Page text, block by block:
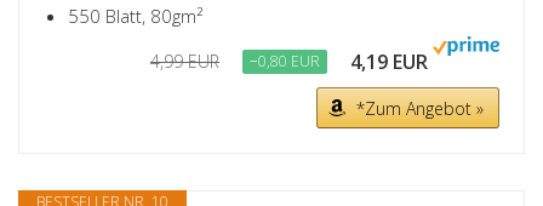
550 Blatt, 80gm²
4,99 EUR −0,80 EUR 4,19 EUR
*Zum Angebot »
BESTSELLER NR. 10